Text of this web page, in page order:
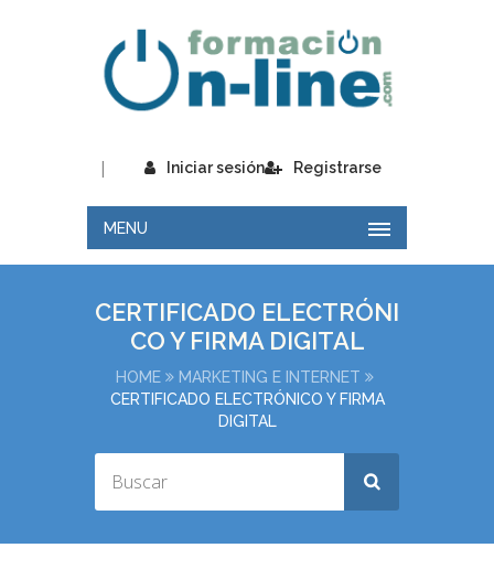
Iniciar sesión
| Registrarse
MENU
CERTIFICADO ELECTRÓNI
CO Y FIRMA DIGITAL
HOME
MARKETING E INTERNET
CERTIFICADO ELECTRÓNICO Y FIRMA
DIGITAL